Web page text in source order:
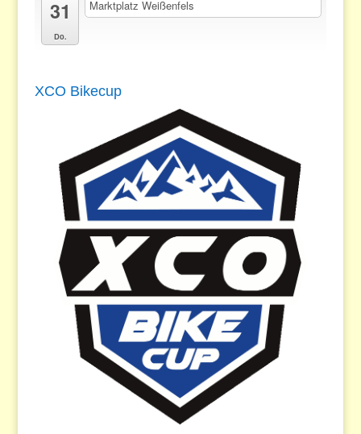
31
Do.
Marktplatz Weißenfels
XCO Bikecup